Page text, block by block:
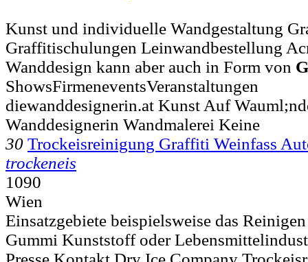
Kunst und individuelle Wandgestaltung
Graffitischulungen Leinwandbestellung
Wanddesign kann aber auch in Form von
ShowsFirmeneventsVeranstaltungen
diewanddesignerin.at Kunst Auf
Wanddesignerin Wandmalerei Keine
30 Trockeisreinigung Graffiti Weinfass
trockeneis
1090
Wien
Einsatzgebiete beispielsweise das
Gummi Kunststoff oder